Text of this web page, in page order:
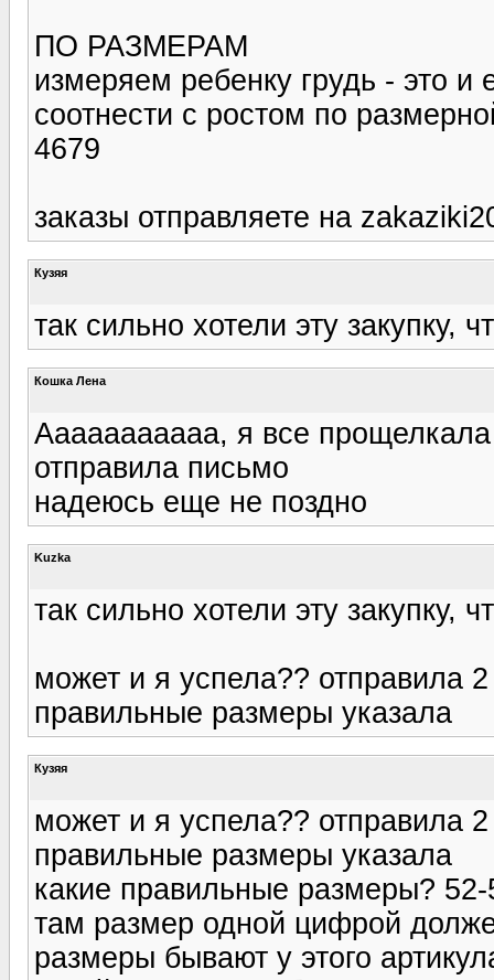
ПО РАЗМЕРАМ
измеряем ребенку грудь - это и
соотнести с ростом по
4679
заказы отправляете на
Кузяя
так сильно хотели эту закупку,
Кошка Лена
Ааааааааааа, я все прощелкала
отправила письмо
надеюсь еще не поздно
Kuzka
так сильно хотели эту закупку,
может и я успела?? отправила
правильные размеры указала
Кузяя
может и я успела?? отправила
правильные размеры указала
какие правильные размеры?
там размер одной цифрой
размеры бывают у этого